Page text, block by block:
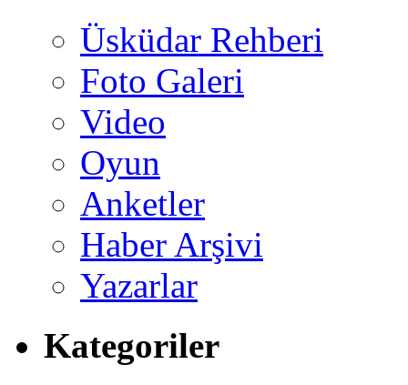
Üsküdar Rehberi
Foto Galeri
Video
Oyun
Anketler
Haber Arşivi
Yazarlar
Kategoriler